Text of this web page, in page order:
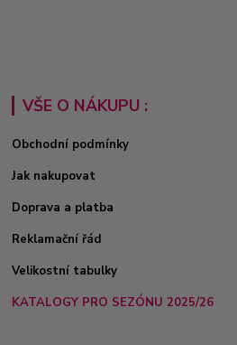
VŠE O NÁKUPU :
Obchodní podmínky
Jak nakupovat
Doprava a platba
Reklamační řád
Velikostní tabulky
KATALOGY PRO SEZÓNU 2025/26